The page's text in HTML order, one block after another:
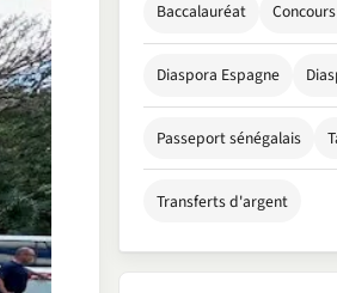
Baccalauréat
Diaspora Espagne
Passeport sénégalais
Transferts d'argent